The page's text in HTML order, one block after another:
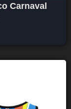
Carnaval